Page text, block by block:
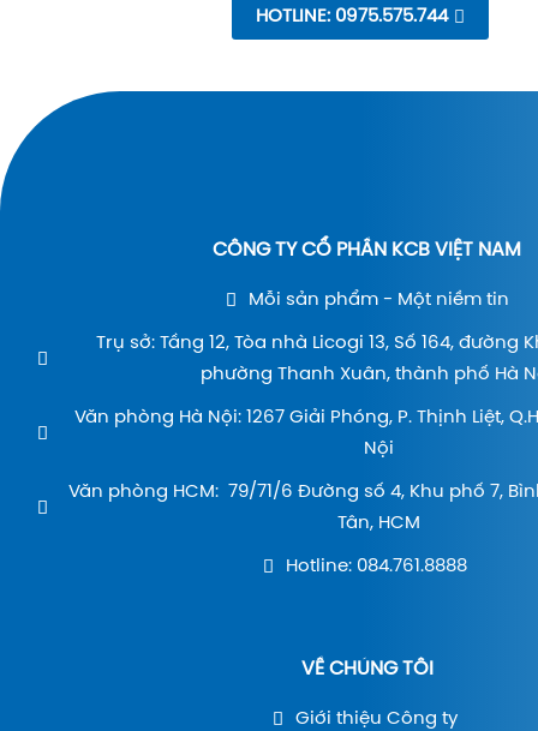
HOTLINE: 0975.575.744
CÔNG TY CỔ PHẦN KCB VIỆT NAM
Mỗi sản phẩm - Một niềm tin
Trụ sở: Tầng 12, Tòa nhà Licogi 13, Số 164, đường
phường Thanh Xuân, thành phố Hà
Văn phòng Hà Nội: 1267 Giải Phóng, P. Thịnh Liệt,
Nội
Văn phòng HCM: 79/71/6 Đường số 4, Khu phố 7,
Tân, HCM
Hotline: 084.761.8888
VỀ CHÚNG TÔI
Giới thiệu Công ty